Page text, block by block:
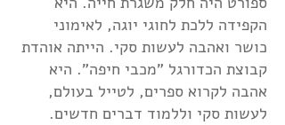
הקפידה ללכת לחוגי יוגה, לאימוני
כושר ואהבה לעשות סקי. הייתה אוהדת
קבוצת הכדורגל "מכבי חיפה". היא
אהבה לקרוא ספרים, לטייל בעולם,
לעשות סקי וללמוד דברים חדשים.